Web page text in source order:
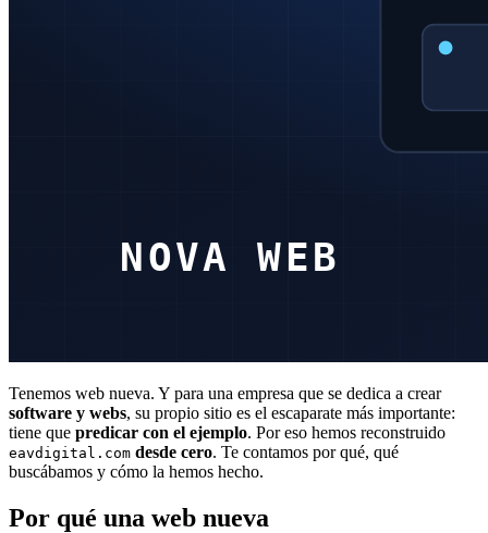
Tenemos web nueva. Y para una empresa que se dedica a crear
software y webs, su propio sitio es el escaparate más importante:
tiene que predicar con el ejemplo. Por eso hemos reconstruido
eavdigital.com desde cero. Te contamos por qué, qué
buscábamos y cómo la hemos hecho.
Por qué una web nueva